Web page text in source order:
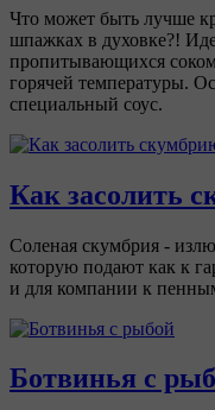
Что может быть лучше
шпажках в духовке?!
пропитывающихся
горячей температуры.
специальный соус.
Как засолить
Соленая скумбрия -
которую подают как к
и для компании к
Ботвинья с